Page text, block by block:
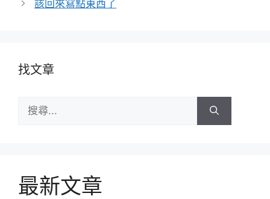
該回來寫點東西了
找文章
尋:
最新文章